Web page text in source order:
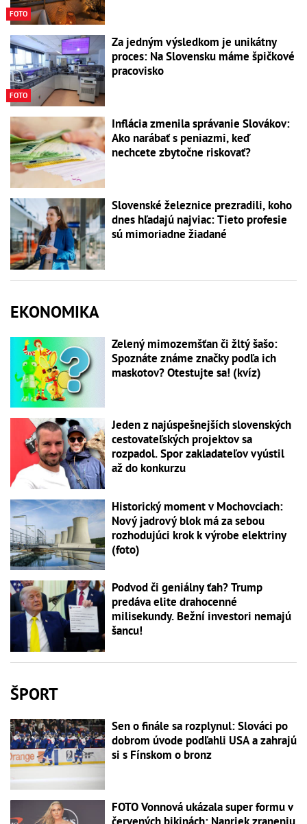
FOTO
FOTO
Za jedným výsledkom je unikátny
proces: Na Slovensku máme špičkové
pracovisko
Inflácia zmenila správanie Slovákov:
Ako narábať s peniazmi, keď
nechcete zbytočne riskovať?
Slovenské železnice prezradili, koho
dnes hľadajú najviac: Tieto profesie
sú mimoriadne žiadané
EKONOMIKA
Zelený mimozemšťan či žltý šašo:
Spoznáte známe značky podľa ich
maskotov? Otestujte sa! (kvíz)
Jeden z najúspešnejších slovenských
cestovateľských projektov sa
rozpadol. Spor zakladateľov vyústil
až do konkurzu
Historický moment v Mochovciach:
Nový jadrový blok má za sebou
rozhodujúci krok k výrobe elektriny
(foto)
Podvod či geniálny ťah? Trump
predáva elite drahocenné
milisekundy. Bežní investori nemajú
šancu!
ŠPORT
Sen o finále sa rozplynul: Slováci po
dobrom úvode podľahli USA a zahrajú
si s Fínskom o bronz
FOTO Vonnová ukázala super formu v